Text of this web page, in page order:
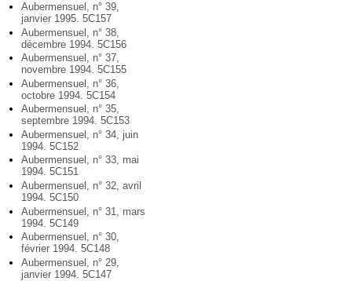
Aubermensuel, n° 39,
janvier 1995. 5C157
Aubermensuel, n° 38,
décembre 1994. 5C156
Aubermensuel, n° 37,
novembre 1994. 5C155
Aubermensuel, n° 36,
octobre 1994. 5C154
Aubermensuel, n° 35,
septembre 1994. 5C153
Aubermensuel, n° 34, juin
1994. 5C152
Aubermensuel, n° 33, mai
1994. 5C151
Aubermensuel, n° 32, avril
1994. 5C150
Aubermensuel, n° 31, mars
1994. 5C149
Aubermensuel, n° 30,
février 1994. 5C148
Aubermensuel, n° 29,
janvier 1994. 5C147